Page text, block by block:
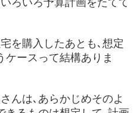
を購入したあとも､想定
ケースって結構ありま
んは､あらかじめそのよ